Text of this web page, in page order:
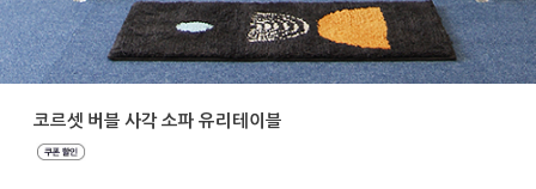
코르셋 버블 사각 소파 유리테이블